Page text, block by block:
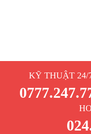
KỸ THUẬT 24/